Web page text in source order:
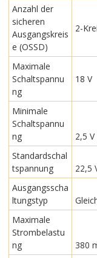
Anzahl der
sicheren
Ausgangskreis
e (OSSD)
2-
Maximale
Schaltspannu
ng
18 V
Minimale
Schaltspannu
ng
2,5 V
Standardschal
tspannung
22,5
Ausgangsscha
ltungstyp
Maximale
Strombelastu
ng
380